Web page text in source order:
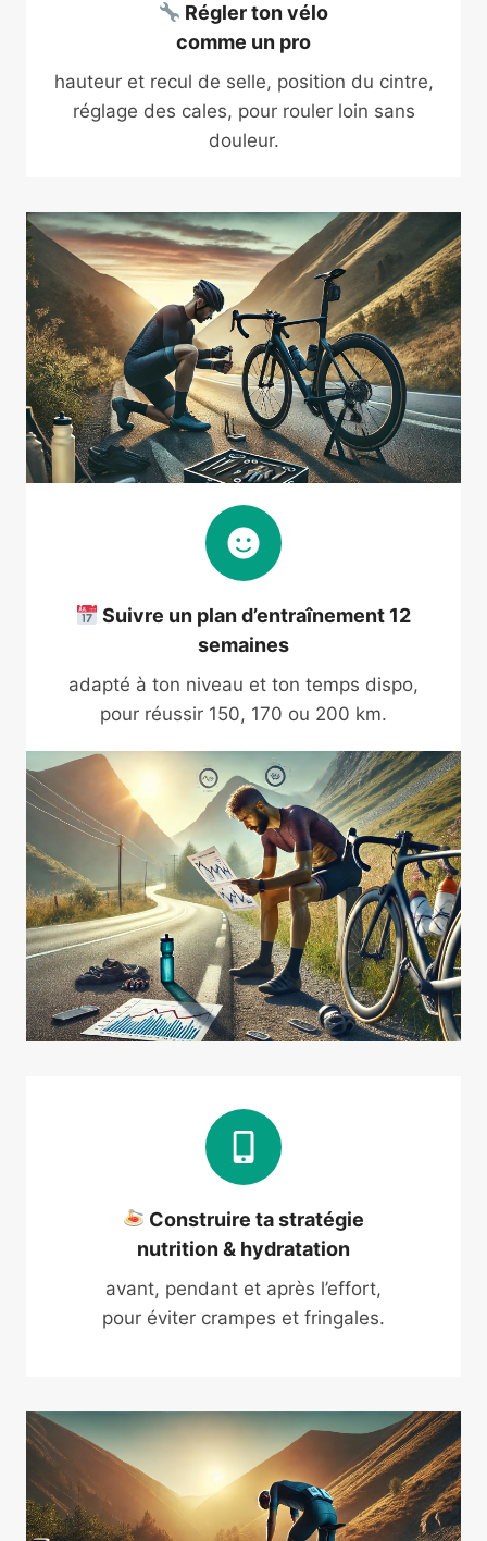
Régler ton vélo
comme un pro
hauteur et recul de selle, position du cintre,
réglage des cales, pour rouler loin sans
douleur.
Suivre un plan d’entraînement 12
semaines
adapté à ton niveau et ton temps dispo,
pour réussir 150, 170 ou 200 km.
Construire ta stratégie
nutrition & hydratation
avant, pendant et après l’effort,
pour éviter crampes et fringales.